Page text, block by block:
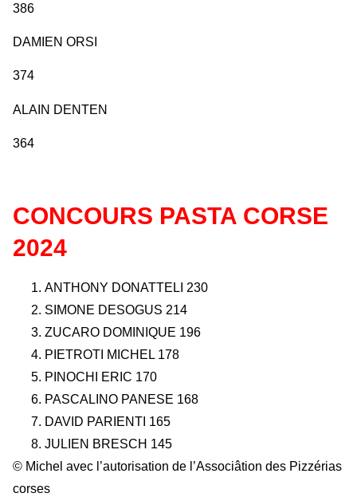
386
DAMIEN ORSI
374
ALAIN DENTEN
364
CONCOURS PASTA CORSE
2024
ANTHONY DONATTELI 230
SIMONE DESOGUS 214
ZUCARO DOMINIQUE 196
PIETROTI MICHEL 178
PINOCHI ERIC 170
PASCALINO PANESE 168
DAVID PARIENTI 165
JULIEN BRESCH 145
© Michel avec l’autorisation de l’Associâtion des Pizzérias
corses